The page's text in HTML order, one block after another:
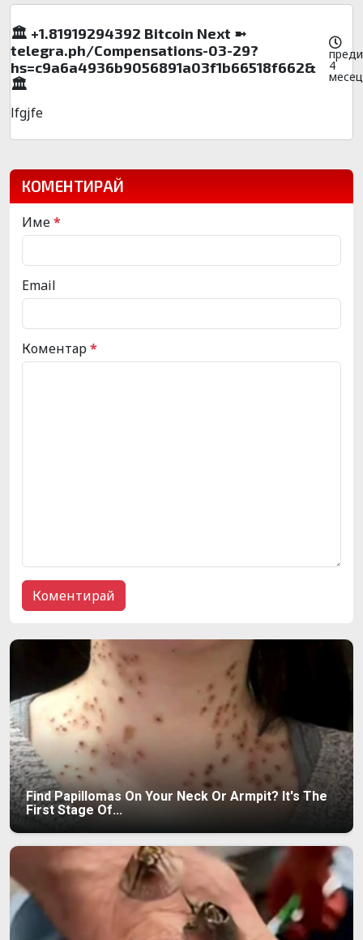
🏛️ +1.81919294392 Вitсоin Next ➼
telegra.ph/Compensations-03-29?
hs=c9a6a4936b9056891a03f1b66518f662&
🏛️
преди
4
lfgjfe
КОМЕНТИРАЙ
Име*
Email
Коментар*
Find Papillomas On Your Neck Or Armpit? It's The
First Stage Of...